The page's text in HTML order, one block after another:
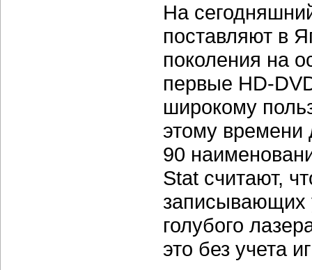
На
поставляют в
поколения на
первые HD-
широкому
этому
90
Stat считают,
записывающих
голубого
это без учета